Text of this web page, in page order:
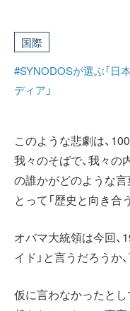
国際
#SYNODOSが選ぶ「日
ディア」
このような悲劇は、
我々のそばで、我々の
の誰かがどのような
とって「歴史と向き合
オバマ大統領は今回、
イド」と言うだろうか
仮に言わなかったとし